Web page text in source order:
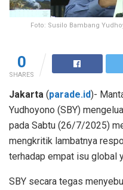
Foto: Susilo Bambang
0
SHARES
Jakarta (parade.id)-
Yudhoyono (SBY)
pada Sabtu (26/7/2025)
mengkritik lambatnya
terhadap empat isu global
SBY secara tegas